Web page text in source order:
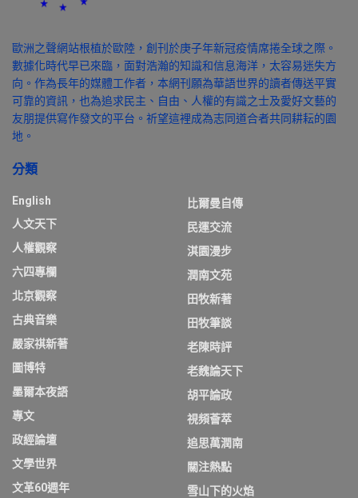
歐洲之聲網站根植於歐陸，創刊於庚子年新冠疫情席捲全球之際。
數據化時代早已來臨，面對浩瀚的知識和信息海洋，太容易迷失方
向。作為長年的媒體工作者，本網刊願為華語世界的讀者傳送平實
可靠的資訊，也為追求民主、自由、人權的有識之士及愛好文藝的
友朋提供寫作發文的平台。祈望這裡成為志同道合者共同耕耘的園
地。
分類
English
人文天下
人權觀察
六四專欄
北京觀察
古典音樂
嚴家祺新著
圖博特
墨爾本夜語
專文
政經論壇
文學世界
文革60週年
比爾曼自傳
民運交流
淇園漫步
潤南文苑
田牧新著
田牧筆談
老陳時評
老魏論天下
胡平論政
視頻薈萃
追思萬潤南
關注熱點
雪山下的火焰